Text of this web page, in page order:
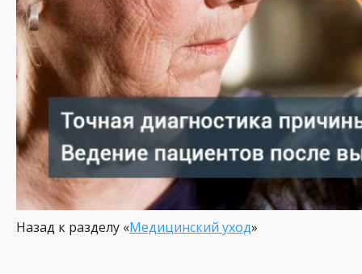
Назад к разделу «Медицинский уход»